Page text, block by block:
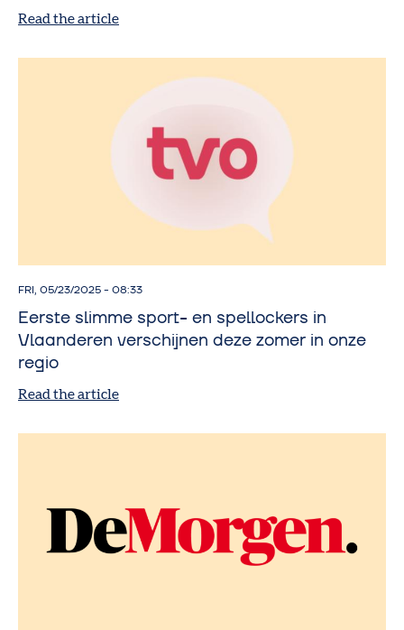
Read the article
FRI, 05/23/2025 - 08:33
Eerste slimme sport- en spellockers in
Vlaanderen verschijnen deze zomer in onze
regio
Read the article